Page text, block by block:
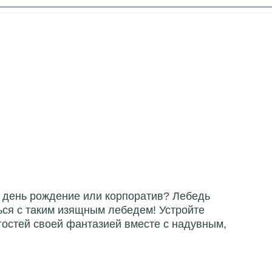
рождение или корпоратив? Лебедь
с таким изящным лебедем! Устройте
своей фантазией вместе с надувным,